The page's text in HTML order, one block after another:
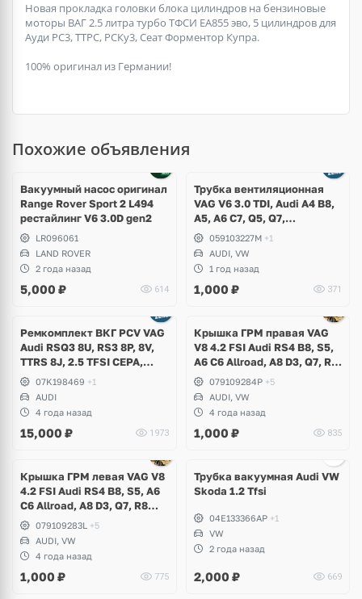
Новая прокладка головки блока цилиндров на бензиновые
моторы ВАГ 2.5 литра турбо ТФСИ ЕА855 эво, 5 цилиндров для
Ауди РС3, ТТРС, РСКу3, Сеат Форментор Купра.
100% оригинал из Германии!
Похожие объявления
Вакуумный насос оригинал
Range Rover Sport 2 L494
рестайлинг V6 3.0D gen2
LR096061
LAND ROVER
2 года назад
5,000 ₽ 614
Трубка вентиляционная
VAG V6 3.0 TDI, Audi A4 B8,
A5, A6 C7, Q5, Q7,
Volkswagen Touareg GP, NF
059103227M +1
AUDI, VW
1 год назад
1,000 ₽ 371
Ремкомплект ВКГ PCV VAG
Audi RSQ3 8U, RS3 8P, 8V,
TTRS 8J, 2.5 TFSI CEPA,
CZGA, CZGB, CTSA
07K198469 +1
AUDI
4 года назад
15,000 ₽ 1973
Крышка ГРМ правая VAG
V8 4.2 FSI Audi RS4 B8, S5,
A6 C6 Allroad, A8 D3, Q7, R8
Spyder, Volkswagen
Touareg 1, NF
079109284P +5
AUDI, VW
4 года назад
1,000 ₽ 835
Крышка ГРМ левая VAG V8
4.2 FSI Audi RS4 B8, S5, A6
C6 Allroad, A8 D3, Q7, R8
Spyder, Volkswagen
Touareg NF
079109283L
+5
AUDI, VW
4 года назад
1,000 ₽ 775
Трубка вакуумная Audi VW
Skoda 1.2 Tfsi
04E133366AP +1
VW
2 года назад
2,000 ₽ 669